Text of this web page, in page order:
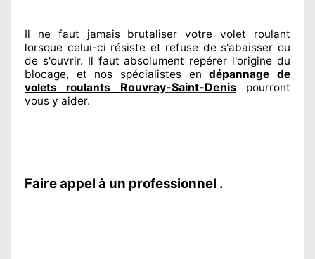
Il ne faut jamais brutaliser votre volet roulant
lorsque celui-ci résiste et refuse de s'abaisser ou
de s'ouvrir. Il faut absolument repérer l'origine du
blocage, et nos spécialistes endépannage de
volets roulants Rouvray-Saint-Denis
pourront
vous y aider.
Faire appel à un professionnel .